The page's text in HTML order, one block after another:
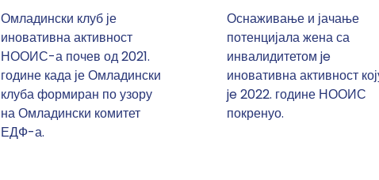
Омладински клуб је
иновативна активност
НООИС-а почев од 2021.
године када је Омладински
клуба формиран по узору
на Омладински комитет
ЕДФ-а.
Оснаживање и јачање
потенцијала жена са
инвалидитетом je
иновативна активност
je 2022. године НООИС
покренуо.